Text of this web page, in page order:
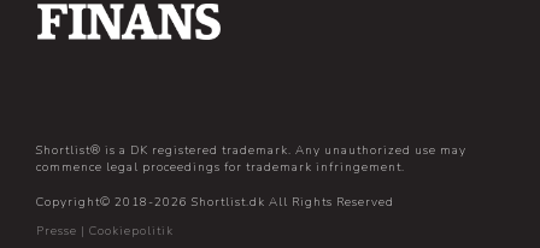
Shortlist® is a DK registered trademark. Any unauthorized use may
commence legal proceedings for trademark infringement.
Copyright© 2018-2026 Shortlist.dk All Rights Reserved
Presse | Cookiepolitik